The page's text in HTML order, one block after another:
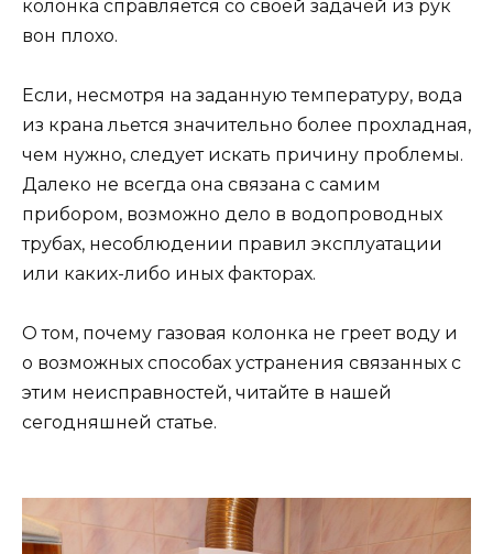
колонка справляется со своей задачей из рук
вон плохо.
Если, несмотря на заданную температуру, вода
из крана льется значительно более прохладная,
чем нужно, следует искать причину проблемы.
Далеко не всегда она связана с самим
прибором, возможно дело в водопроводных
трубах, несоблюдении правил эксплуатации
или каких-либо иных факторах.
О том, почему газовая колонка не греет воду и
о возможных способах устранения связанных с
этим неисправностей, читайте в нашей
сегодняшней статье.